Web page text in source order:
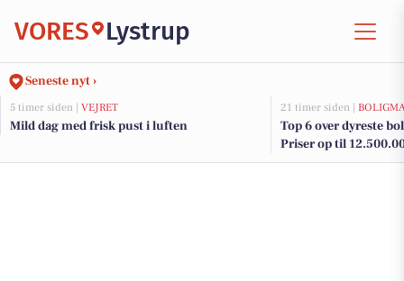
VORES Lystrup
Seneste nyt ›
5 timer siden | VEJRET
Mild dag med frisk pust i luften
21 timer siden |
Top 6 over dyreste
Priser op til